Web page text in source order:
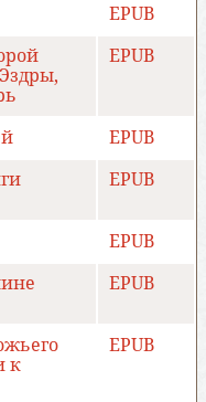
EPUB
EPUB
EPUB
EPUB
EPUB
EPUB
к
EPUB